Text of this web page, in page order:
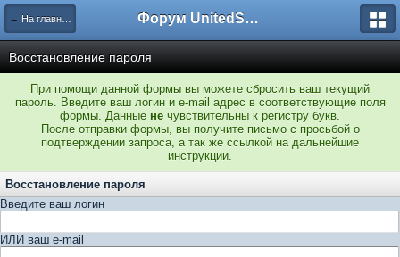
← На главную Форум UnitedSouth
Восстановление пароля
При помощи данной формы вы можете сбросить ваш текущий
пароль. Введите ваш логин и e-mail адрес в соответствующие поля
формы. Данные не чувствительны к регистру букв.
После отправки формы, вы получите письмо с просьбой о
подтверждении запроса, а так же ссылкой на дальнейшие
инструкции.
Восстановление пароля
Введите ваш логин
ИЛИ ваш e-mail